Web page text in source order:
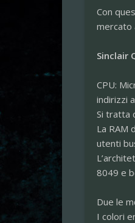
Con
mercato
Sinclair
CPU:
indirizzi
Si tratta
La RAM
utenti
8049 e
Due le
I colori